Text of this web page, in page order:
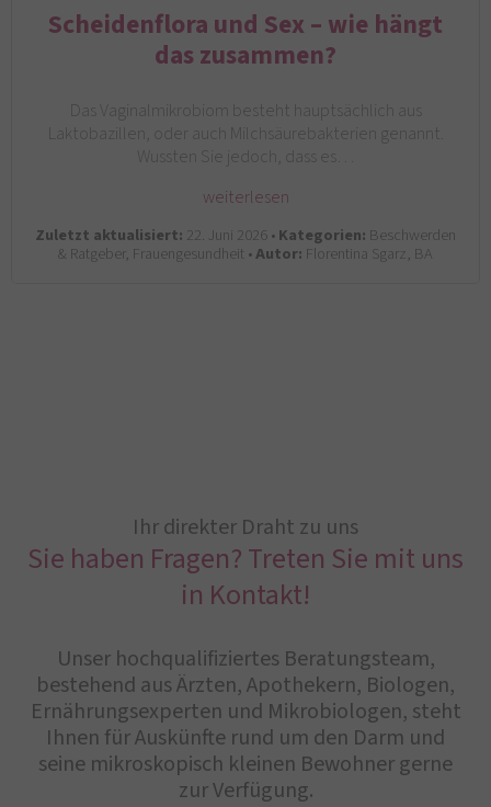
Scheidenflora und Sex – wie hängt
das zusammen?
Das Vaginalmikrobiom besteht hauptsächlich aus
Laktobazillen, oder auch Milchsäurebakterien genannt.
Wussten Sie jedoch, dass es…
weiterlesen
Zuletzt aktualisiert: 22. Juni 2026 •Kategorien: Beschwerden
& Ratgeber, Frauengesundheit •Autor: Florentina Sgarz, BA
Ihr direkter Draht zu uns
Sie haben Fragen? Treten Sie mit uns
in Kontakt!
Unser hochqualifiziertes Beratungsteam,
bestehend aus Ärzten, Apothekern, Biologen,
Ernährungsexperten und Mikrobiologen, steht
Ihnen für Auskünfte rund um den Darm und
seine mikroskopisch kleinen Bewohner gerne
zur Verfügung.